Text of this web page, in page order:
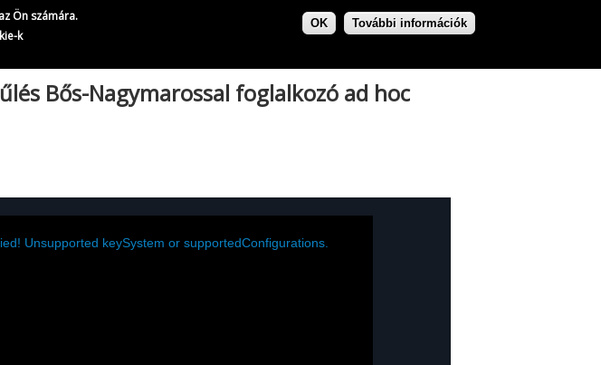
Ön számára.
k
OK További információk
híradói
Bős-Nagymarossal foglalkozó ad hoc